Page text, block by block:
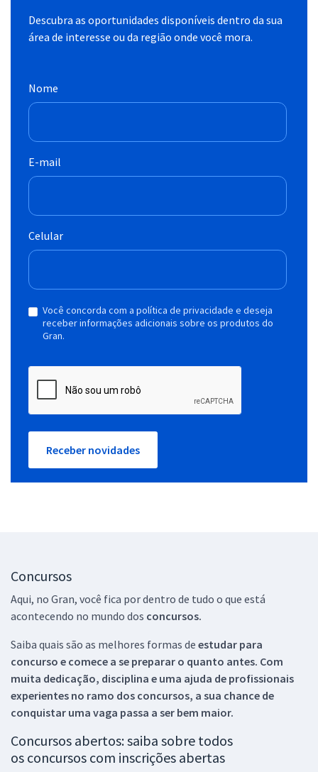
Descubra as oportunidades disponíveis dentro da sua
área de interesse ou da região onde você mora.
Nome
E-mail
Celular
Você concorda com a política de privacidade e deseja
receber informações adicionais sobre os produtos do
Gran.
Receber novidades
Concursos
Aqui, no Gran, você fica por dentro de tudo o que está
acontecendo no mundo dos concursos.
Saiba quais são as melhores formas de estudar para
concurso e comece a se preparar o quanto antes. Com
muita dedicação, disciplina e uma ajuda de profissionais
experientes no ramo dos concursos, a sua chance de
conquistar uma vaga passa a ser bem maior.
Concursos abertos: saiba sobre todos
os concursos com inscrições abertas